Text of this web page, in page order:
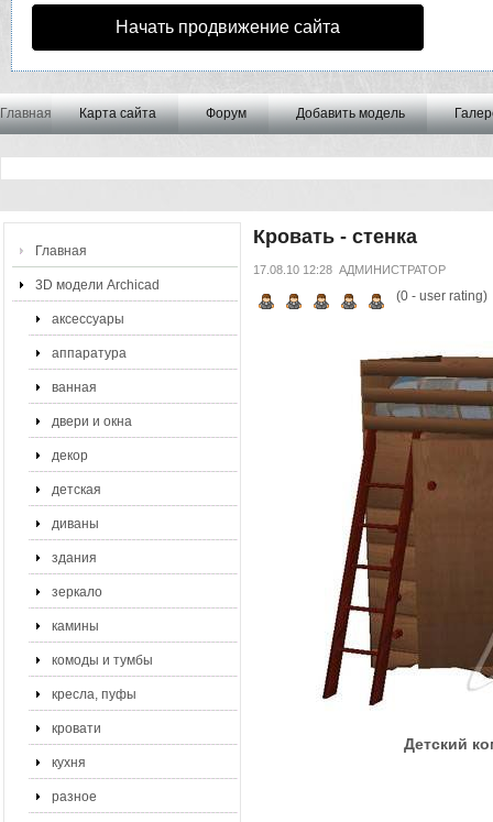
Начать продвижение сайта
Главная Карта сайта Форум Добавить модель
Главная
3D модели Archicad
аксессуары
аппаратура
ванная
двери и окна
декор
детская
диваны
здания
зеркало
камины
комоды и тумбы
кресла, пуфы
кровати
кухня
разное
Кровать - стенка
17.08.10 12:28 АДМИНИСТРАТОР
(0- user rating)
Детский